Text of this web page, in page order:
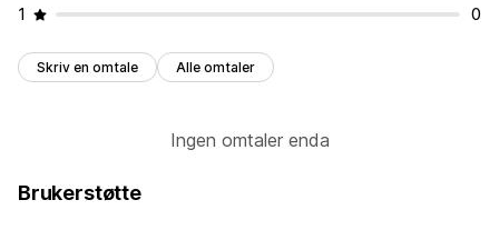
1
0
Skriv en omtale Alle omtaler
Ingen omtaler enda
Brukerstøtte